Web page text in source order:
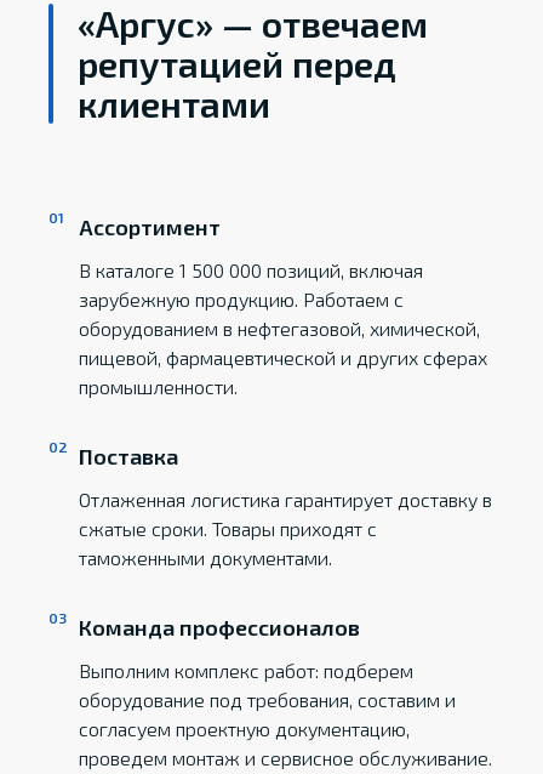
«Аргус» — отвечаем
репутацией перед
клиентами
Ассортимент
В каталоге 1 500 000 позиций, включая
зарубежную продукцию. Работаем с
оборудованием в нефтегазовой, химической,
пищевой, фармацевтической и других сферах
промышленности.
Поставка
Отлаженная логистика гарантирует доставку в
сжатые сроки. Товары приходят с
таможенными документами.
Команда профессионалов
Выполним комплекс работ: подберем
оборудование под требования, составим и
согласуем проектную документацию,
проведем монтаж и сервисное обслуживание.